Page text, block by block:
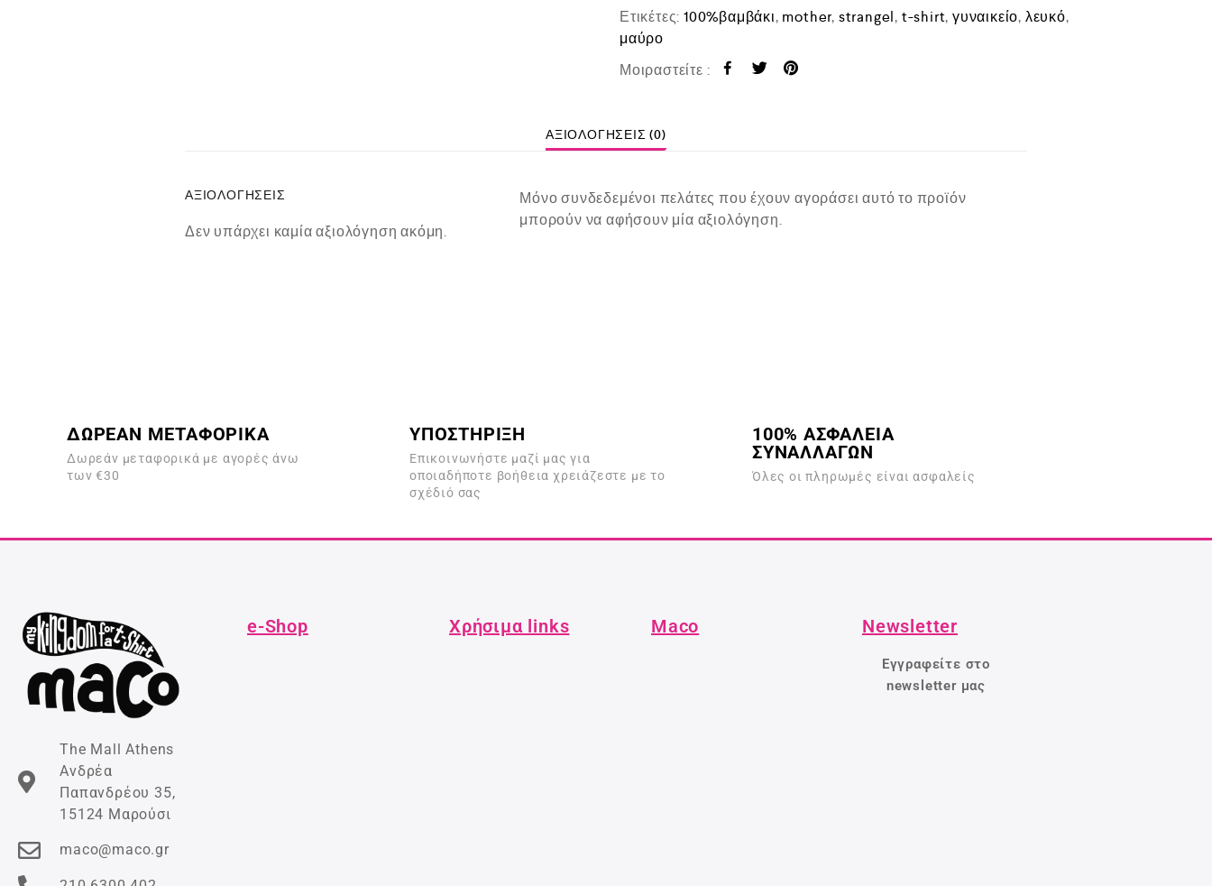
Ετικέτες: 100%βαμβάκι, mother, strangel, t-shirt,γυναικείο, λευκό,
μαύρο
Μοιραστείτε :
ΑΞΙΟΛΟΓΉΣΕΙΣ (0)
ΑΞΙΟΛΟΓΉΣΕΙΣ
Δεν υπάρχει καμία αξιολόγηση ακόμη.
Μόνο συνδεδεμένοι πελάτες που έχουν αγοράσει αυτό το προϊόν
μπορούν να αφήσουν μία αξιολόγηση.
ΔΩΡΕΑΝ ΜΕΤΑΦΟΡΙΚΑ
Δωρεάν μεταφορικά με αγορές άνω
των €30
ΥΠΟΣΤΗΡΙΞΗ
Επικοινωνήστε μαζί μας για
οποιαδήποτε βοήθεια χρειάζεστε με το
σχέδιό σας
100% ΑΣΦΑΛΕΙΑ
ΣΥΝΑΛΛΑΓΩΝ
Όλες οι πληρωμές είναι ασφαλείς
The Mall Athens
Ανδρέα
Παπανδρέου 35,
15124 Μαρούσι
maco@maco.gr
e-Shop Χρήσιμα links Maco Newsletter
Εγγραφείτε στο
newsletter μας